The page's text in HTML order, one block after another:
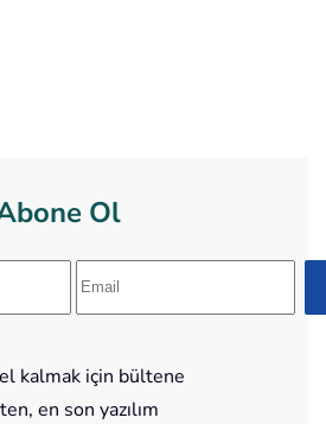
Ol
kalmak için bültene
en son yazılım